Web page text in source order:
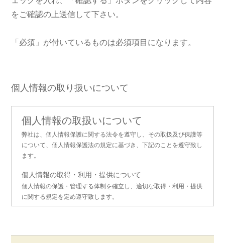
をご確認の上送信して下さい。
「必須」が付いているものは必須項目になります。
個人情報の取り扱いについて